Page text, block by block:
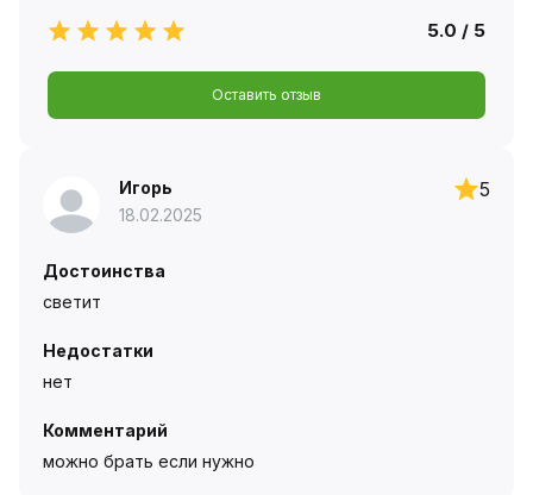
5.0 / 5
Оставить отзыв
Игорь
18.02.2025
5
Достоинства
светит
Недостатки
нет
Комментарий
можно брать если нужно